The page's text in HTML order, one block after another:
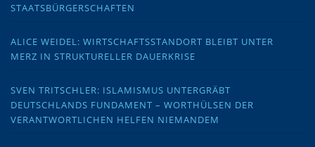
STAATSBÜRGERSCHAFTEN
ALICE WEIDEL: WIRTSCHAFTSSTANDORT BLEIBT UNTER
MERZ IN STRUKTURELLER DAUERKRISE
SVEN TRITSCHLER: ISLAMISMUS UNTERGRÄBT
DEUTSCHLANDS FUNDAMENT – WORTHÜLSEN DER
VERANTWORTLICHEN HELFEN NIEMANDEM